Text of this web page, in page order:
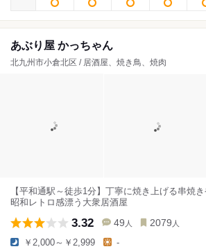
あぶり屋 かっちゃん
北九州市小倉北区 / 居酒屋、焼き鳥、焼肉
【平和通駅～徒歩1分】丁寧に焼き上げる串焼
昭和レトロ感漂う大衆居酒屋
3.32 49 人 2079 人
￥2,000～￥2,999 -